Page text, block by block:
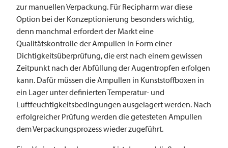
zur manuellen Verpackung. Für Recipharm war diese
Option bei der Konzeptionierung besonders wichtig,
denn manchmal erfordert der Markt eine
Qualitätskontrolle der Ampullen in Form einer
Dichtigkeitsüberprüfung, die erst nach einem gewissen
Zeitpunkt nach der Abfüllung der Augentropfen erfolgen
kann. Dafür müssen die Ampullen in Kunststoffboxen in
ein Lager unter definierten Temperatur- und
Luftfeuchtigkeitsbedingungen ausgelagert werden. Nach
erfolgreicher Prüfung werden die getesteten Ampullen
dem Verpackungsprozess wieder zugeführt.